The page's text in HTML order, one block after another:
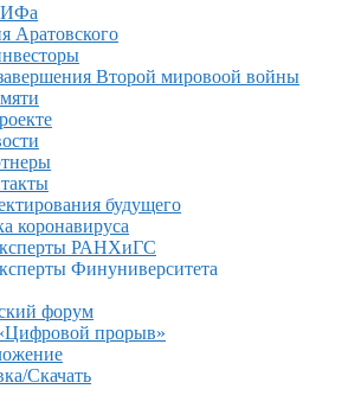
ИФа
Аратовского
Второй мировоой войны
будущего
коронавируса
РАНХиГС
Финуниверситета
форум
прорыв»
Скачать